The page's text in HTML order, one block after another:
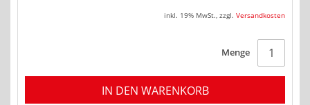
inkl. 19% MwSt., zzgl. Versandkosten
Menge
IN DEN WARENKORB